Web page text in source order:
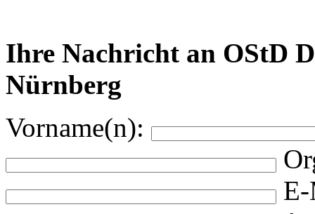
Ihre Nachricht an OStD
Nürnberg
Vorname(n):